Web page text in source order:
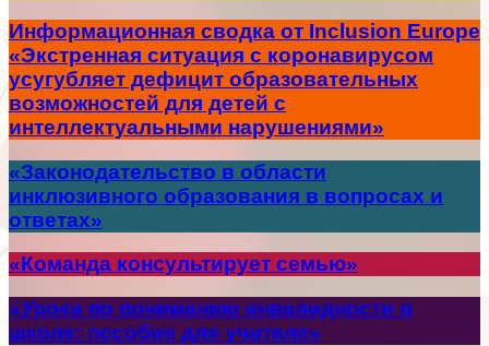
Информационная сводка от Inclusion Europe
«Экстренная ситуация с коронавирусом
усугубляет дефицит образовательных
возможностей для детей с
интеллектуальными нарушениями»
«Законодательство в области
инклюзивного образования в вопросах и
ответах»
«Команда консультирует семью»
«Уроки по пониманию инвалидности в
школе: пособие для учителя»